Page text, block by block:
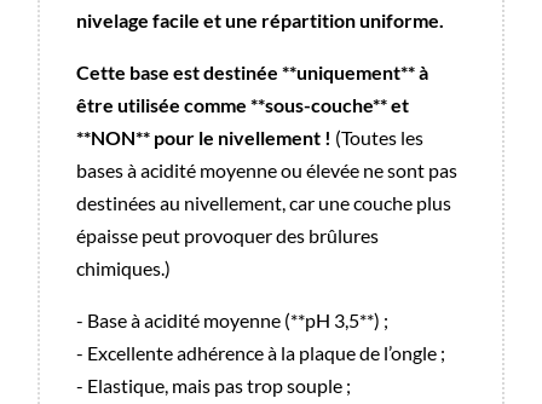
nivelage facile et une répartition uniforme.
Cette base est destinée **uniquement** à
être utilisée comme **sous-couche** et
**NON** pour le nivellement ! (Toutes les
bases à acidité moyenne ou élevée ne sont pas
destinées au nivellement, car une couche plus
épaisse peut provoquer des brûlures
chimiques.)
- Base à acidité moyenne (**pH 3,5**) ;
- Excellente adhérence à la plaque de l’ongle ;
- Elastique, mais pas trop souple ;